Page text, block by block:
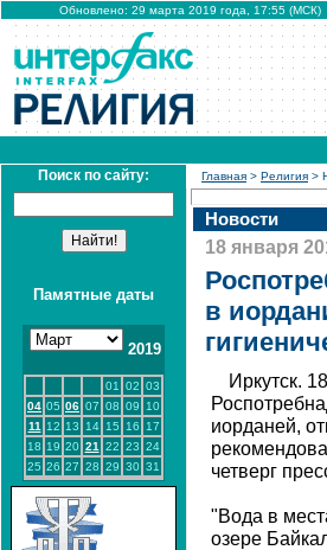
Обновлено: 29 марта 2019 года, 17:55 (МСК)
Поиск по сайту:
Памятные даты
2019
01 02 03
04 05 06 07 08 09
10
11
12 13 14 15 16
17
18 19 20 21 22 23 24
25 26 27 28 29 30 31
Главная > Религия >
Новости
18 января
в
Иркутск.
иорданей,
четверг
"Вода в
озере